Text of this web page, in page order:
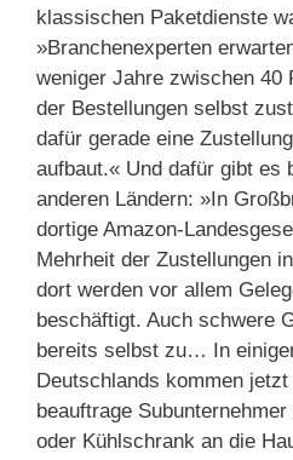
klassischen Paketdienste
»Branchenexperten
weniger Jahre zwischen 40
der Bestellungen selbst
dafür gerade eine
aufbaut.« Und dafür gibt es
anderen Ländern: »In
dortige Amazon-
Mehrheit der Zustellungen
dort werden vor allem
beschäftigt. Auch schwere
bereits selbst zu… In
Deutschlands kommen
beauftrage
oder Kühlschrank an die